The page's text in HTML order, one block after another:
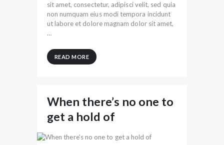
sit amet, consectetur, adipisci velit, sed quia
non numquam eius modi tempora incidunt
ut labore et dolore magnam dolor sit amet,
…
READ MORE
When there’s no one to
get a hold of